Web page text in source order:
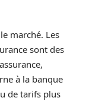
marché. Les
sont des
à la banque
de tarifs plus